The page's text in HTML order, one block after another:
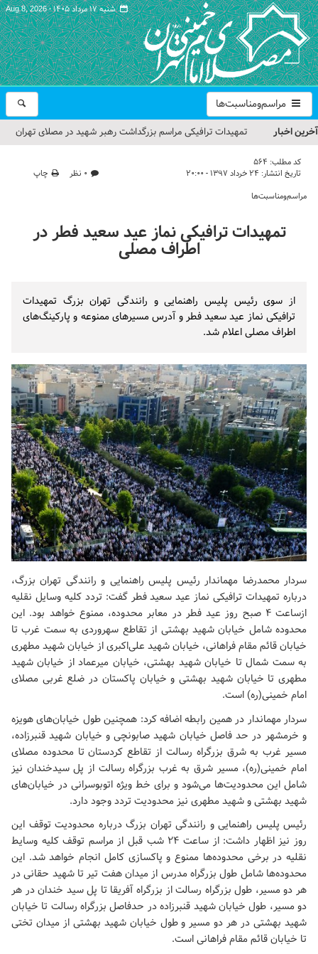
شنبه ۱۷ مرداد ۱۴۰۵ - Aug 8, 2026
مراسم‌ومناسبت‌ها
آخرین اخبار
تمهیدات ترافیکی مراسم بزرگداشت رهبر شهید در مصلای تهران
حجت‌الاسلام حاج علی‌اکبری؛ خطیب این هفته نماز جمعه تهران
معظم انقلاب
گزارش تصویری| مراسم نماز بر پیکر امام شهید انقلاب اسلامی ایران
کد مطلب: 564
تاریخ انتشار: ۲۴ خرداد ۱۳۹۷ - ۲۰:۰۰ ۰ نظر
چاپ
مراسم‌ومناسبت‌ها
تمهیدات ترافیکی نماز عید سعید فطر در
اطراف مصلی
از سوی رئیس پلیس راهنمایی و رانندگی تهران بزرگ تمهیدات
ترافیکی نماز عید سعید فطر و آدرس مسیرهای ممنوعه و پارکینگ‌های
اطراف مصلی اعلام شد.
سردار محمدرضا مهماندار رئیس پلیس راهنمایی و رانندگی تهران بزرگ،
درباره تمهیدات ترافیکی نماز عید سعید فطر گفت: تردد کلیه وسایل نقلیه
ازساعت 4 صبح روز عید فطر در معابر محدوده، ممنوع خواهد بود. این
محدوده شامل خیابان شهید بهشتی از تقاطع سهروردی به سمت غرب تا
خیابان قائم مقام فراهانی، خیابان شهید علی‌اکبری از خیابان شهید مطهری
به سمت شمال تا خیابان شهید بهشتی، خیابان میرعماد از خیابان شهید
مطهری تا خیابان شهید بهشتی و خیابان پاکستان در ضلع غربی مصلای
امام خمینی(ره) است.
سردار مهماندار در همین رابطه اضافه کرد: همچنین طول خیابان‌های هویزه
و خرمشهر در حد فاصل خیابان شهید صابونچی و خیابان شهید قنبرزاده،
مسیر غرب به شرق بزرگراه رسالت از تقاطع کردستان تا محدوده مصلای
امام خمینی(ره)، مسیر شرق به غرب بزرگراه رسالت از پل سیدخندان نیز
شامل این محدودیت‌ها می‌شود و برای خط ویژه اتوبوسرانی در خیابان‌های
شهید بهشتی و شهید مطهری نیز محدودیت تردد وجود دارد.
رئیس پلیس راهنمایی و رانندگی تهران بزرگ درباره محدودیت توقف این
روز نیز اظهار داشت: از ساعت 24 شب قبل از مراسم توقف کلیه وسایط
نقلیه در برخی محدوده‌ها ممنوع و پاکسازی کامل انجام خواهد شد. این
محدوده‌ها شامل طول بزرگراه مدرس از میدان هفت تیر تا شهید حقانی در
هر دو مسیر، طول بزرگراه رسالت از بزرگراه آفریقا تا پل سید خندان در هر
دو مسیر، طول خیابان شهید قنبرزاده در حدفاصل بزرگراه رسالت تا خیابان
شهید بهشتی در هر دو مسیر و طول خیابان شهید بهشتی از میدان تختی
تا خیابان قائم مقام فراهانی است.